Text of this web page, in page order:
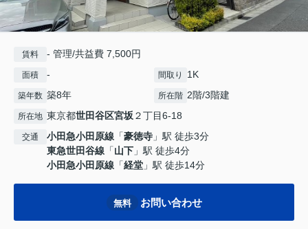
賃料 - 管理/共益費 7,500円
面積 - 間取り 1K
築年数 築8年 所在階 2階/3階建
所在地 東京都世田谷区宮坂 ２丁目6-18
交通 小田急小田原線 「豪徳寺 」駅 徒歩3分
東急世田谷線 「山下 」駅 徒歩4分
小田急小田原線 「経堂 」駅 徒歩14分
無料 お問い合わせ